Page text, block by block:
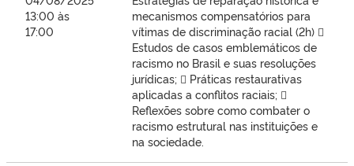
13:00 às
17:00
mecanismos compensatórios para
vítimas de discriminação racial (2h) 
Estudos de casos emblemáticos de
racismo no Brasil e suas resoluções
jurídicas;  Práticas restaurativas
aplicadas a conflitos raciais; 
Reflexões sobre como combater o
racismo estrutural nas instituições e
na sociedade.